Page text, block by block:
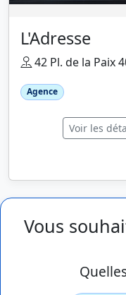
L'Adresse
42 Pl. de la Paix
Agence
Voir les
Vous